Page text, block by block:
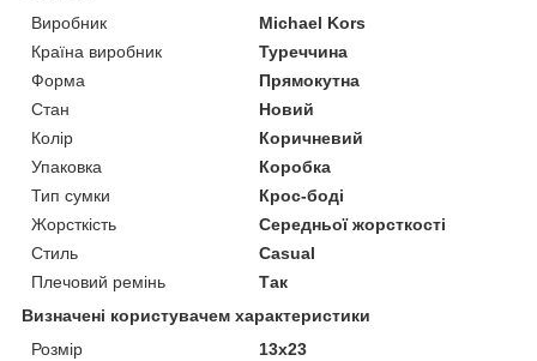
Виробник
Michael Kors
Країна виробник
Туреччина
Форма
Прямокутна
Стан
Новий
Колір
Коричневий
Упаковка
Коробка
Тип сумки
Крос-боді
Жорсткість
Середньої жорсткості
Стиль
Casual
Плечовий ремінь
Так
Визначені користувачем характеристики
Розмір
13х23